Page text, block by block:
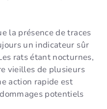
la présence de traces
un indicateur sûr
rats étant nocturnes,
vieilles de plusieurs
action rapide est
potentiels